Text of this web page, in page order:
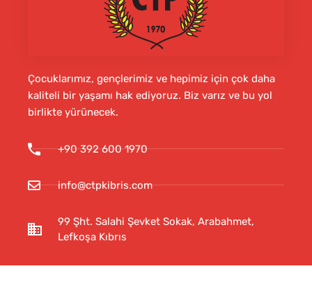
Çocuklarımız, gençlerimiz ve hepimiz için çok daha
kaliteli bir yaşamı hak ediyoruz. Biz varız ve bu yol
birlikte yürünecek.
+90 392 600 1970
info@ctpkibris.com
99 Şht. Salahi Şevket Sokak, Arabahmet,
Lefkoşa Kıbrıs